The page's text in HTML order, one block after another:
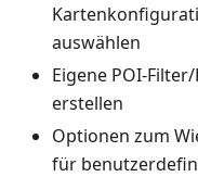
auswählen
Eigene POI-
erstellen
Optionen zum
für